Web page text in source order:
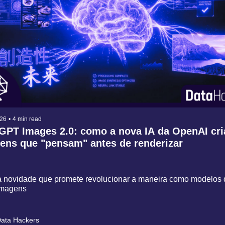
• 4 min read
Images 2.0: como a nova IA da OpenAI
que "pensam" antes de renderizar
novidade que promete revolucionar a maneira como modelos
Hackers